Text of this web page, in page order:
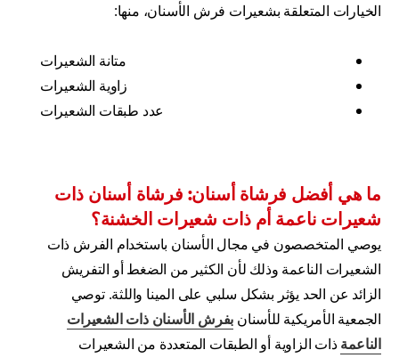
الخيارات المتعلقة بشعيرات فرش الأسنان، منها:
متانة الشعيرات
زاوية الشعيرات
عدد طبقات الشعيرات
ما هي أفضل فرشاة أسنان: فرشاة أسنان ذات
شعيرات ناعمة أم ذات شعيرات الخشنة؟
يوصي المتخصصون في مجال الأسنان باستخدام الفرش ذات
الشعيرات الناعمة وذلك لأن الكثير من الضغط أو التفريش
الزائد عن الحد يؤثر بشكل سلبي على المينا واللثة. توصي
الجمعية الأمريكية للأسنان بفرش الأسنان ذات الشعيرات
الناعمةذات الزاوية أو الطبقات المتعددة من الشعيرات